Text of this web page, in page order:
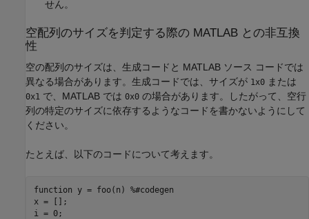
せん。
空配列のサイズを判定する際の MATLAB との非互換
性
空の配列のサイズは、生成コードと MATLAB ソース コードでは
異なる場合があります。生成コードでは、サイズが 1x0 または
0x1 で、MATLAB では 0x0 の場合があります。したがって、空行
列の特定のサイズに依存するようなコードを書かないようにして
ください。
たとえば、以下のコードについて考えます。
function y = foo(n) %#codegen
x = [];